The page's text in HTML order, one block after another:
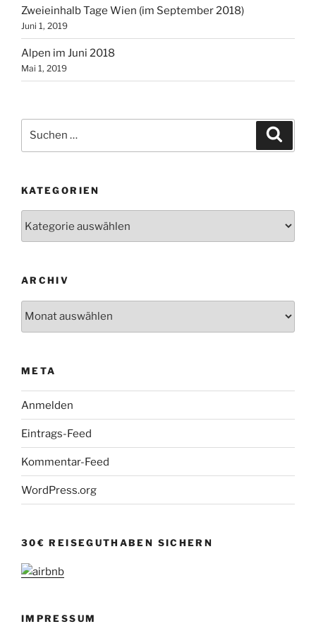
Zweieinhalb Tage Wien (im September 2018)
Juni 1, 2019
Alpen im Juni 2018
Mai 1, 2019
nach:
KATEGORIEN
ARCHIV
META
Anmelden
Eintrags-Feed
Kommentar-Feed
WordPress.org
30€ REISEGUTHABEN SICHERN
IMPRESSUM